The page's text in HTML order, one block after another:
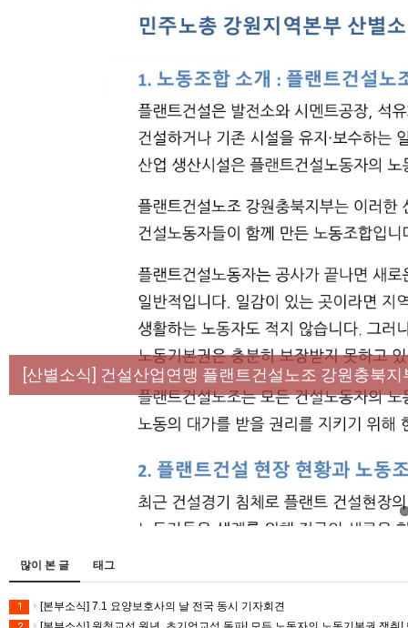
[성명] 막을 수 있었던 죽음, HL만도가 책임져라 : 청
[산별소식] 건설산업연맹 플랜트건설노조 강원충북지
[강릉,속초,원주,춘천] 폭염감시단 사업 이모저모
[조합원☆인터뷰] 서비스연맹 전국학교비정규직노동
[본부소식] 강원지역 노동자 합창단 모임
많이 본 글 태그
1 [본부소식] 7.1 요양보호사의 날 전국 동시 기자회견